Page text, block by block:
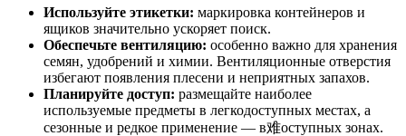
Используйте этикетки: маркировка контейнеров и
ящиков значительно ускоряет поиск.
Обеспечьте вентиляцию: особенно важно для хранения
семян, удобрений и химии. Вентиляционные отверстия
избегают появления плесени и неприятных запахов.
Планируйте доступ: размещайте наиболее
используемые предметы в легкодоступных местах, а
сезонные и редкое применение — в难оступных зонах.